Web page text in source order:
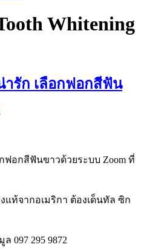
Whitening
รัก เลือกฟอกสีฟัน
อกสีฟันขาวด้วยระบบ Zoom ที่
ท้จากอเมริกา ต้องเด็นทัล ซิก
097 295 9872